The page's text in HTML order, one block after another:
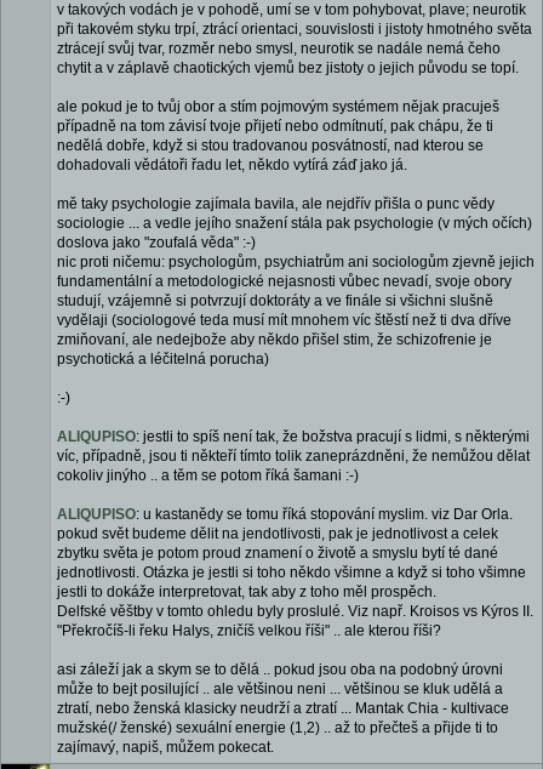
v takových vodách je v pohodě, umí se v tom pohybovat, plave; neurotik
při takovém styku trpí, ztrácí orientaci, souvislosti i jistoty hmotného světa
ztrácejí svůj tvar, rozměr nebo smysl, neurotik se nadále nemá čeho
chytit a v záplavě chaotických vjemů bez jistoty o jejich původu se topí.
ale pokud je to tvůj obor a stím pojmovým systémem nějak pracuješ
případně na tom závisí tvoje přijetí nebo odmítnutí, pak chápu, že ti
nedělá dobře, když si stou tradovanou posvátností, nad kterou se
dohadovali vědátoři řadu let, někdo vytírá záď jako já.
mě taky psychologie zajímala bavila, ale nejdřív přišla o punc vědy
sociologie ... a vedle jejího snažení stála pak psychologie (v mých očích)
doslova jako "zoufalá věda" :-)
nic proti ničemu: psychologům, psychiatrům ani sociologům zjevně jejich
fundamentální a metodologické nejasnosti vůbec nevadí, svoje obory
studují, vzájemně si potvrzují doktoráty a ve finále si všichni slušně
vydělaji (sociologové teda musí mít mnohem víc štěstí než ti dva dříve
zmiňovaní, ale nedejbože aby někdo přišel stim, že schizofrenie je
psychotická a léčitelná porucha)
:-)
ALIQUPISO: jestli to spíš není tak, že božstva pracují s lidmi, s některými
víc, případně, jsou ti někteří tímto tolik zaneprázdněni, že nemůžou dělat
cokoliv jinýho .. a těm se potom říká šamani :-)
ALIQUPISO: u kastanědy se tomu říká stopování myslim. viz Dar Orla.
pokud svět budeme dělit na jendotlivosti, pak je jednotlivost a celek
zbytku světa je potom proud znamení o životě a smyslu bytí té dané
jednotlivosti. Otázka je jestli si toho někdo všimne a když si toho všimne
jestli to dokáže interpretovat, tak aby z toho měl prospěch.
Delfské věštby v tomto ohledu byly proslulé. Viz např. Kroisos vs Kýros II.
"Překročíš-li řeku Halys, zničíš velkou říši" .. ale kterou říši?
asi záleží jak a skym se to dělá .. pokud jsou oba na podobný úrovni
může to bejt posilující .. ale většinou neni ... většinou se kluk udělá a
ztratí, nebo ženská klasicky neudrží a ztratí ... Mantak Chia - kultivace
mužské(/ ženské) sexuální energie (1,2) .. až to přečteš a přijde ti to
zajímavý, napiš, můžem pokecat.